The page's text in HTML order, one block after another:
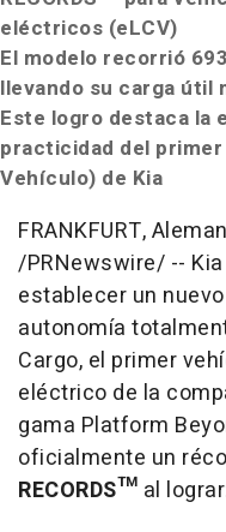
eléctricos (eLCV)
El modelo recorrió
llevando su carga útil
Este logro destaca la
practicidad del primer
Vehículo) de Kia
FRANKFURT,
/PRNewswire/ --
establecer un
autonomía
Cargo, el primer
eléctrico de la
gama Platform
oficialmente un
RECORDS™ al